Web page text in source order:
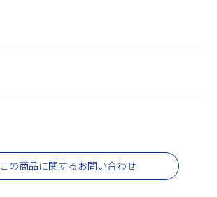
この商品に関するお問い合わせ